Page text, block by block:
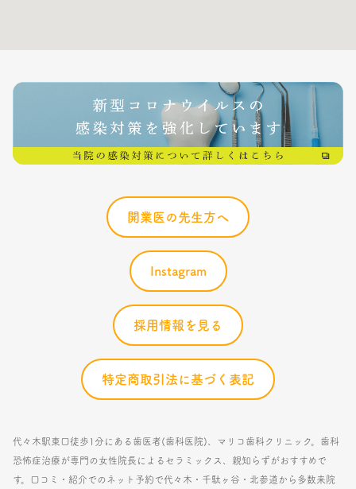
開業医の先生方へ
Instagram
採用情報を見る
特定商取引法に基づく表記
代々木駅東口徒歩1分にある歯医者(歯科医院)、マリコ歯科クリニック。歯科
恐怖症治療が専門の女性院長によるセラミックス、親知らずがおすすめで
す。口コミ・紹介でのネット予約で代々木・千駄ヶ谷・北参道から多数来院